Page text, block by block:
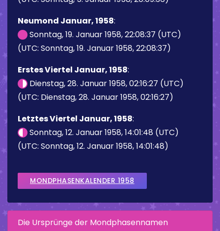
Neumond Januar, 1958:
Sonntag, 19. Januar 1958, 22:08:37 (UTC)
(UTC: Sonntag, 19. Januar 1958, 22:08:37)
Erstes Viertel Januar, 1958:
Dienstag, 28. Januar 1958, 02:16:27 (UTC)
(UTC: Dienstag, 28. Januar 1958, 02:16:27)
Letztes Viertel Januar, 1958:
Sonntag, 12. Januar 1958, 14:01:48 (UTC)
(UTC: Sonntag, 12. Januar 1958, 14:01:48)
MONDPHASENKALENDER 1958
Die Ursprünge der Mondphasennamen